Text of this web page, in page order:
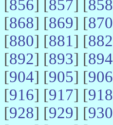
[856] [857] [858
[868] [869] [870
[880] [881] [882
[892] [893] [894
[904] [905] [906
[916] [917] [918
[928] [929] [930